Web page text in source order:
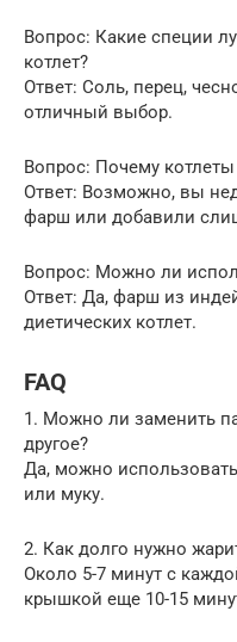
Вопрос: Какие специи
котлет?
Ответ: Соль, перец,
отличный выбор.
Вопрос: Почему
Ответ: Возможно, вы
фарш или добавили
Вопрос: Можно ли
Ответ: Да, фарш из
диетических котлет.
FAQ
1. Можно ли заменить
другое?
Да, можно
или муку.
2. Как долго нужно
Около 5-7 минут с
крышкой еще 10-15